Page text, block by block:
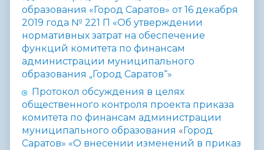
образования «Город Саратов» от 16 декабря
2019 года № 221 П «Об утверждении
нормативных затрат на обеспечение
функций комитета по финансам
администрации муниципального
образования „Город Саратов“»
Протокол обсуждения в целях
общественного контроля проекта приказа
комитета по финансам администрации
муниципального образования « Город
Саратов» «О внесении изменений в приказ